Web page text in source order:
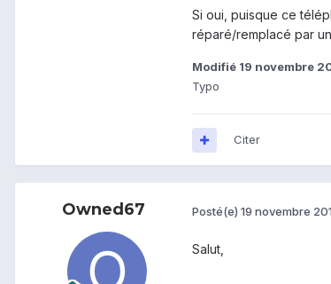
Si oui, puisque ce
réparé/remplacé par
Modifié 19 novembre
Typo
Citer
Owned67 Posté(e) 19 novembre
Salut,